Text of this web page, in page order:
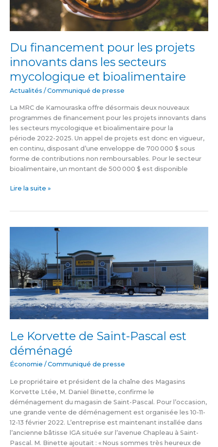
Du financement pour les projets
innovants dans les secteurs
mycologique et bioalimentaire
Actualités /Communiqué de presse
La MRC de Kamouraska offre désormais deux nouveaux
programmes de financement pour les projets innovants dans
les secteurs mycologique et bioalimentaire pour la
période 2022-2025. Un appel de projets est donc en vigueur,
en continu, disposant d’une enveloppe de 700 000 $ sous
forme de contributions non remboursables. Pour le secteur
bioalimentaire, un montant de 500 000 $ est disponible
bioalimentaire
Lire la suite »
Le Korvette de Saint-Pascal est
déménagé
Économie /Communiqué de presse
Le propriétaire et président de la chaîne des Magasins
Korvette Ltée, M. Daniel Binette, confirme le
déménagement du magasin de Saint-Pascal. Pour l’occasion,
une grande vente de déménagement est organisée les 10-11-
12-13 février 2022. L’entreprise est maintenant installée dans
l’ancienne bâtisse IGA située sur l’avenue Chapleau à Saint-
Pascal. M. Binette ajoutait : « Nous sommes très heureux de
de
Saint-
Pascal
est
déménagé